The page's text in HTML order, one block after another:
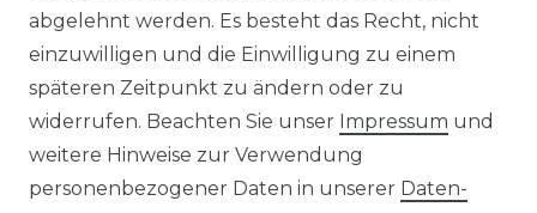
Impressum Daten­schutz­erklärung
abgelehnt werden. Es besteht das Recht, nicht
einzuwilligen und die Einwilligung zu einem
späteren Zeitpunkt zu ändern oder zu
widerrufen. Beachten Sie unser Impressum und
weitere Hinweise zur Verwendung
personenbezogener Daten in unserer Daten­